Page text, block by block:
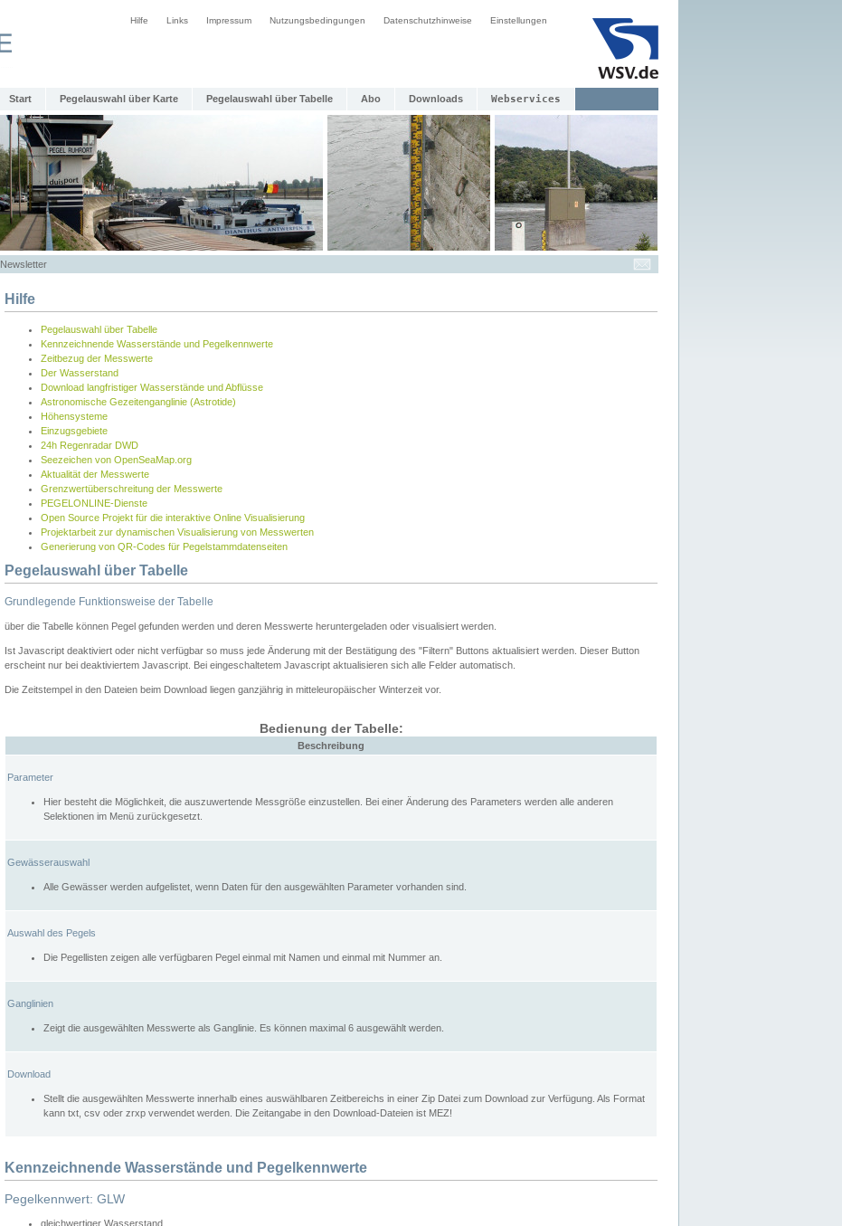
Hilfe Links Impressum Nutzungsbedingungen Datenschutzhinweise Einstellungen
Start Pegelauswahl über Karte Pegelauswahl über Tabelle Abo Downloads Webservices
Newsletter
Hilfe
Pegelauswahl über Tabelle
Kennzeichnende Wasserstände und Pegelkennwerte
Zeitbezug der Messwerte
Der Wasserstand
Download langfristiger Wasserstände und Abflüsse
Astronomische Gezeitenganglinie (Astrotide)
Höhensysteme
Einzugsgebiete
24h Regenradar DWD
Seezeichen von OpenSeaMap.org
Aktualität der Messwerte
Grenzwertüberschreitung der Messwerte
PEGELONLINE-Dienste
Open Source Projekt für die interaktive Online Visualisierung
Projektarbeit zur dynamischen Visualisierung von Messwerten
Generierung von QR-Codes für Pegelstammdatenseiten
Pegelauswahl über Tabelle
Grundlegende Funktionsweise der Tabelle
über die Tabelle können Pegel gefunden werden und deren Messwerte heruntergeladen oder visualisiert werden.
Ist Javascript deaktiviert oder nicht verfügbar so muss jede Änderung mit der Bestätigung des "Filtern" Buttons aktualisiert werden. Dieser Button
erscheint nur bei deaktiviertem Javascript. Bei eingeschaltetem Javascript aktualisieren sich alle Felder automatisch.
Die Zeitstempel in den Dateien beim Download liegen ganzjährig in mitteleuropäischer Winterzeit vor.
Bedienung der Tabelle:
Beschreibung
Parameter
Hier besteht die Möglichkeit, die auszuwertende Messgröße einzustellen. Bei einer Änderung des Parameters werden alle anderen
Selektionen im Menü zurückgesetzt.
Gewässerauswahl
Alle Gewässer werden aufgelistet, wenn Daten für den ausgewählten Parameter vorhanden sind.
Auswahl des Pegels
Die Pegellisten zeigen alle verfügbaren Pegel einmal mit Namen und einmal mit Nummer an.
Ganglinien
Zeigt die ausgewählten Messwerte als Ganglinie. Es können maximal 6 ausgewählt werden.
Download
Stellt die ausgewählten Messwerte innerhalb eines auswählbaren Zeitbereichs in einer Zip Datei zum Download zur Verfügung. Als Format
kann txt, csv oder zrxp verwendet werden. Die Zeitangabe in den Download-Dateien ist MEZ!
Kennzeichnende Wasserstände und Pegelkennwerte
Pegelkennwert: GLW
gleichwertiger Wasserstand